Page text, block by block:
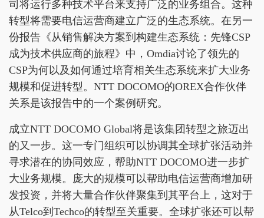
司将运行多种技术平台来支持广泛的业务组合。这种
转型将需要电信运营商建立广泛的生态系统。在另一
份报告《从销售解决方案到构建生态系统：先锋CSP
成为技术供应商的旅程》中，Omdia讨论了领先的
CSP为何以及如何通过培育相关生态系统来扩大业务
规模和促进转型。NTT DOCOMO的OREX合作伙伴
关系是该报告中的一个案例研究。
成立NTT DOCOMO Global将是该集团转型之旅迈出
的又一步。这一专门组织可以协调其全球扩张活动并
寻求潜在的协同效应，帮助NTT DOCOMO进一步扩
大业务规模。庞大的规模可以帮助电信运营商增加研
发投资，并将大量合作伙伴聚集到其平台上，这对于
从Telco到Techco的转型至关重要。全球扩张还可以帮